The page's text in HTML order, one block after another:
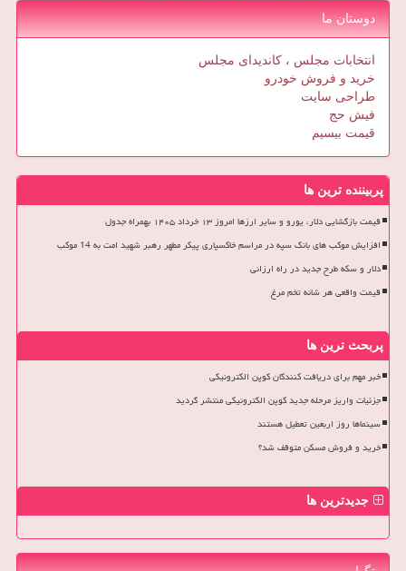
دوستان ما
انتخابات مجلس ، کاندیدای مجلس
خرید و فروش خودرو
طراحی سایت
فیش حج
قیمت بیسیم
پربیننده ترین ها
قیمت بازگشایی دلار، یورو و سایر ارزها امروز ۱۳ خرداد ۱۴۰۵ بهمراه جدول
افزایش موکب های بانک سپه در مراسم خاکسپاری پیکر مطهر رهبر شهید امت به 14 موکب
دلار و سکه طرح جدید در راه ارزانی
قیمت واقعی هر شانه تخم مرغ
پربحث ترین ها
خبر مهم برای دریافت کنندگان کوپن الکترونیکی
جزئیات واریز مرحله جدید کوپن الکترونیکی منتشر گردید
سینماها روز اربعین تعطیل هستند
خرید و فروش مسکن متوقف شد؟
جدیدترین ها